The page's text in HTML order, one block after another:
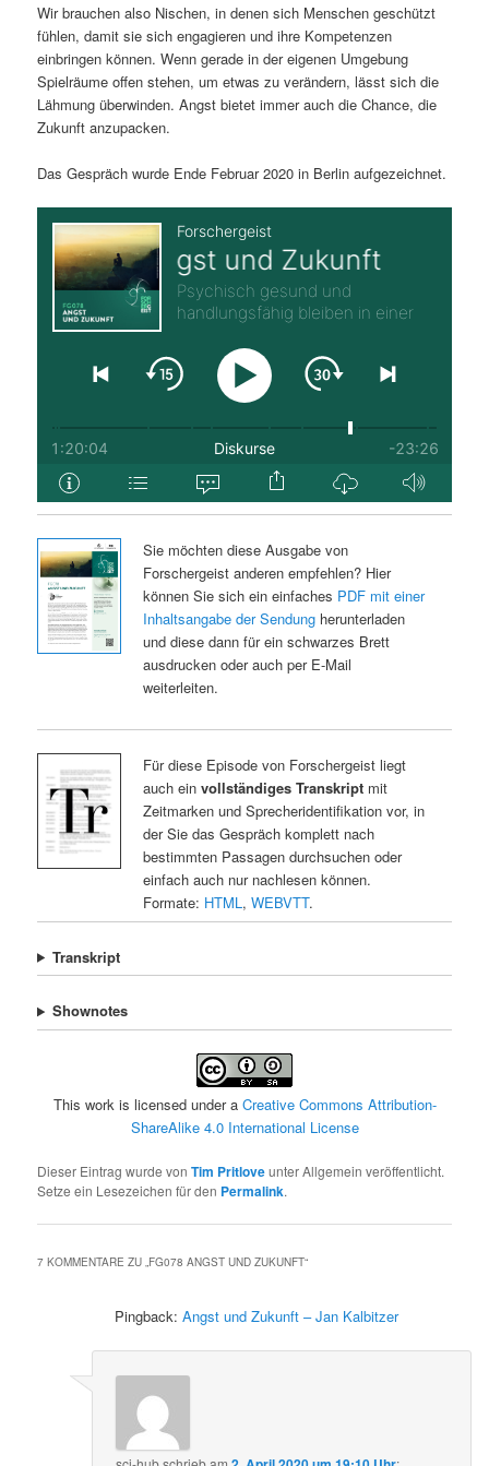
Wir brauchen also Nischen, in denen sich Menschen geschützt
fühlen, damit sie sich engagieren und ihre Kompetenzen
einbringen können. Wenn gerade in der eigenen Umgebung
Spielräume offen stehen, um etwas zu verändern, lässt sich die
Lähmung überwinden. Angst bietet immer auch die Chance, die
Zukunft anzupacken.
Das Gespräch wurde Ende Februar 2020 in Berlin aufgezeichnet.
Sie möchten diese Ausgabe von
Forschergeist anderen empfehlen? Hier
können Sie sich ein einfaches PDF mit einer
Inhaltsangabe der Sendungherunterladen
und diese dann für ein schwarzes Brett
ausdrucken oder auch per E-Mail
weiterleiten.
Für diese Episode von Forschergeist liegt
auch ein vollständiges Transkriptmit
Zeitmarken und Sprecheridentifikation vor, in
der Sie das Gespräch komplett nach
bestimmten Passagen durchsuchen oder
einfach auch nur nachlesen können.
Formate: HTML, WEBVTT.
Transkript
Shownotes
This work is licensed under a Creative Commons Attribution-
ShareAlike 4.0 International License
Dieser Eintrag wurde vonTim Pritloveunter Allgemein veröffentlicht.
Setze ein Lesezeichen für den Permalink.
7 KOMMENTARE ZU „FG078 ANGST UND ZUKUNFT“
Pingback:Angst und Zukunft – Jan Kalbitzer